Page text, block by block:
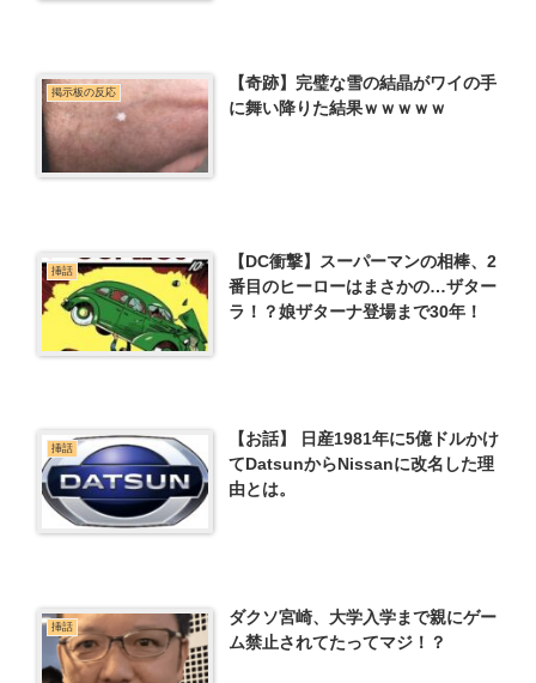
掲示板の反応
【奇跡】完璧な雪の結晶がワイの手
に舞い降りた結果ｗｗｗｗｗ
挿話
【DC衝撃】スーパーマンの相棒、2
番目のヒーローはまさかの…ザター
ラ！？娘ザターナ登場まで30年！
挿話
【お話】 日産1981年に5億ドルかけ
てDatsunからNissanに改名した理
由とは。
挿話
ダクソ宮崎、大学入学まで親にゲー
ム禁止されてたってマジ！？